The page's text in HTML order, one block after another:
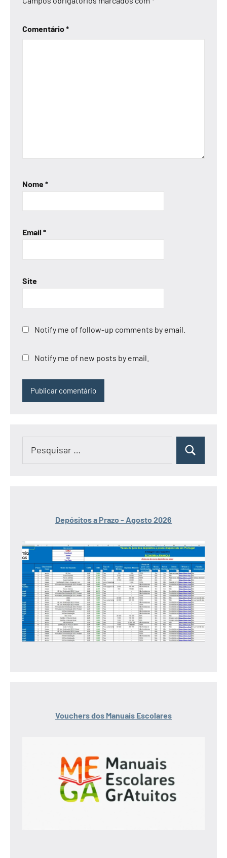
Comentário*
Nome*
Email *
Site
Notify me of follow-up comments by email.
Notify me of new posts by email.
Pesquisar
Depósitos a Prazo - Agosto 2026
Vouchers dos Manuais Escolares